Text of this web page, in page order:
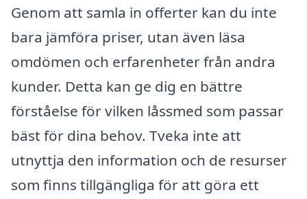
Genom att samla in offerter kan du inte
bara jämföra priser, utan även läsa
omdömen och erfarenheter från andra
kunder. Detta kan ge dig en bättre
förståelse för vilken låssmed som passar
bäst för dina behov. Tveka inte att
utnyttja den information och de resurser
som finns tillgängliga för att göra ett